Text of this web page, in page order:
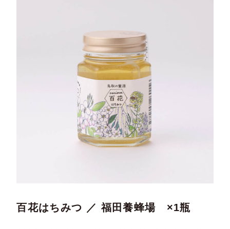
百花はちみつ ／ 福田養蜂場 ×1瓶